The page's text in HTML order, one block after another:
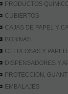
PRODUCTOS
CUBIERTOS
CAJAS DE PAPEL Y
BOBINAS
CELULOSAS Y
DISPENSADORES Y
PROTECCION,
EMBALAJES